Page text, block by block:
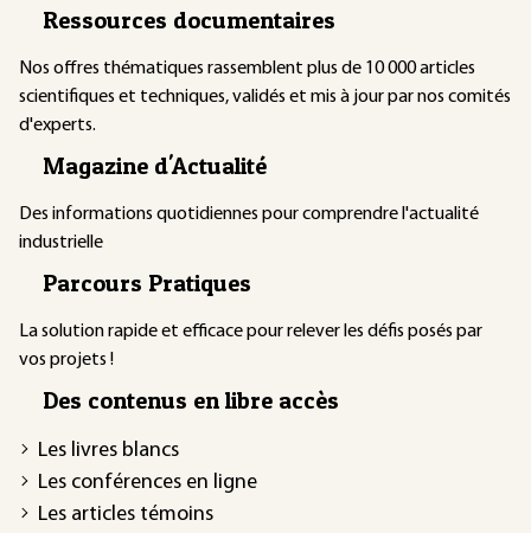
Ressources documentaires
Nos offres thématiques rassemblent plus de 10 000 articles
scientifiques et techniques, validés et mis à jour par nos comités
d'experts.
Magazine d'Actualité
Des informations quotidiennes pour comprendre l'actualité
industrielle
Parcours Pratiques
La solution rapide et efficace pour relever les défis posés par
vos projets !
Des contenus en libre accès
Les livres blancs
Les conférences en ligne
Les articles témoins